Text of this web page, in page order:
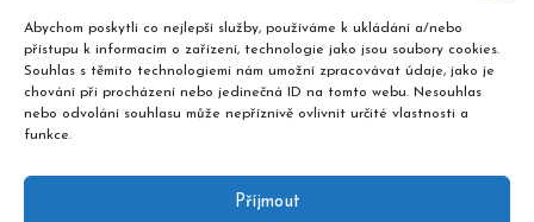
Abychom poskytli co nejlepší služby, používáme k ukládání a/nebo
přístupu k informacím o zařízení, technologie jako jsou soubory cookies.
Souhlas s těmito technologiemi nám umožní zpracovávat údaje, jako je
chování při procházení nebo jedinečná ID na tomto webu. Nesouhlas
nebo odvolání souhlasu může nepříznivě ovlivnit určité vlastnosti a
funkce.
Příjmout